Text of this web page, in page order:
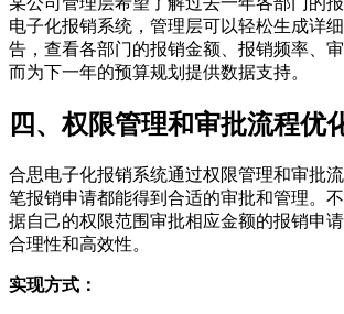
电子化报销系统，管理层可以轻松生成详
告，查看各部门的报销金额、报销频率、
而为下一年的预算规划提供数据支持。
四、权限管理和审批流程优
合思电子化报销系统通过权限管理和审批
笔报销申请都能得到合适的审批和管理。
据自己的权限范围审批相应金额的报销申
合理性和高效性。
实现方式：